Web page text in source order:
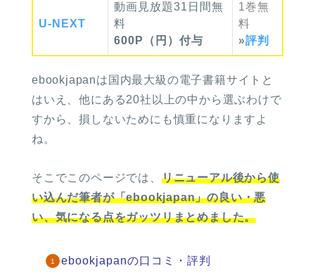
U-NEXT
動画見放題31日間無
料
600P（円）付与
1巻無
料
»評判
ebookjapanは国内最大級の電子書籍サイトと
はいえ、他にある20社以上の中から選ぶわけで
すから、損しないためにも慎重になりますよ
ね。
そこでこのページでは、 リニューアル後から使
い込んだ筆者が「ebookjapan」の良い・悪
い、気になる点をガッツリまとめました。
ebookjapanの口コミ・評判